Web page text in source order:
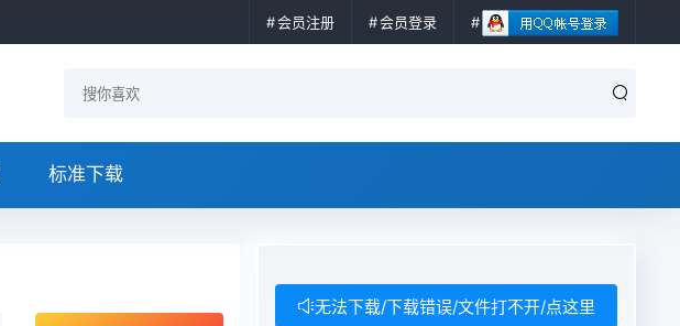
会员注册 会员登录
标准下载
无法下载/下载错误/文件打不开/点这里